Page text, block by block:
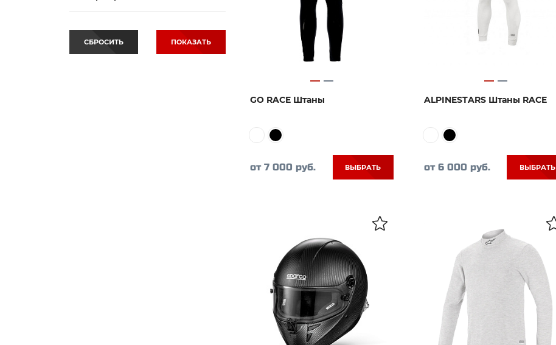
СБРОСИТЬ ПОКАЗАТЬ
GO RACE Штаны
от 7 000 руб. ВЫБРАТЬ
ALPINESTARS Штаны RACE
от 6 000 руб. ВЫБРАТЬ